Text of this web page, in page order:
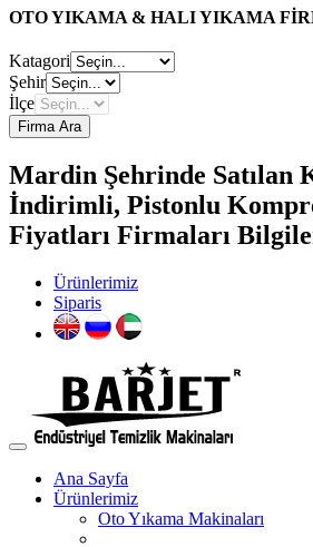
OTO YIKAMA & HALI YIKAMA
Katagori
Şehir
İlçe
Firma Ara
Mardin Şehrinde Satılan
İndirimli, Pistonlu
Fiyatları Firmaları
Ürünlerimiz
Siparis
Ana Sayfa
Ürünlerimiz
Oto Yıkama Makinaları